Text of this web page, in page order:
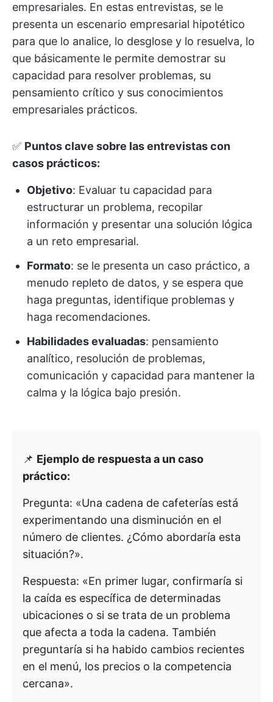
empresariales. En estas entrevistas, se le
presenta un escenario empresarial hipotético
para que lo analice, lo desglose y lo resuelva, lo
que básicamente le permite demostrar su
capacidad para resolver problemas, su
pensamiento crítico y sus conocimientos
empresariales prácticos.
✅ Puntos clave sobre las entrevistas con
casos prácticos:
Objetivo: Evaluar tu capacidad para
estructurar un problema, recopilar
información y presentar una solución lógica
a un reto empresarial.
Formato: se le presenta un caso práctico, a
menudo repleto de datos, y se espera que
haga preguntas, identifique problemas y
haga recomendaciones.
Habilidades evaluadas: pensamiento
analítico, resolución de problemas,
comunicación y capacidad para mantener la
calma y la lógica bajo presión.
📌 Ejemplo de respuesta a un caso
práctico:
Pregunta: «Una cadena de cafeterías está
experimentando una disminución en el
número de clientes. ¿Cómo abordaría esta
situación?».
Respuesta: «En primer lugar, confirmaría si
la caída es específica de determinadas
ubicaciones o si se trata de un problema
que afecta a toda la cadena. También
preguntaría si ha habido cambios recientes
en el menú, los precios o la competencia
cercana».